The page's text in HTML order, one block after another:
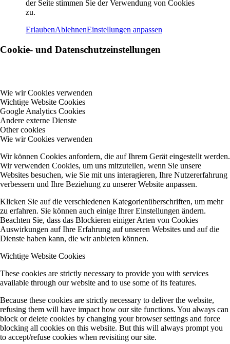
der Seite stimmen Sie der Verwendung von Cookies
zu.
ErlaubenAblehnenEinstellungen anpassen
Cookie- und Datenschutzeinstellungen
Wie wir Cookies verwenden
Wichtige Website Cookies
Google Analytics Cookies
Andere externe Dienste
Other cookies
Wie wir Cookies verwenden
Wir können Cookies anfordern, die auf Ihrem Gerät eingestellt werden.
Wir verwenden Cookies, um uns mitzuteilen, wenn Sie unsere
Websites besuchen, wie Sie mit uns interagieren, Ihre Nutzererfahrung
verbessern und Ihre Beziehung zu unserer Website anpassen.
Klicken Sie auf die verschiedenen Kategorienüberschriften, um mehr
zu erfahren. Sie können auch einige Ihrer Einstellungen ändern.
Beachten Sie, dass das Blockieren einiger Arten von Cookies
Auswirkungen auf Ihre Erfahrung auf unseren Websites und auf die
Dienste haben kann, die wir anbieten können.
Wichtige Website Cookies
These cookies are strictly necessary to provide you with services
available through our website and to use some of its features.
Because these cookies are strictly necessary to deliver the website,
refusing them will have impact how our site functions. You always can
block or delete cookies by changing your browser settings and force
blocking all cookies on this website. But this will always prompt you
to accept/refuse cookies when revisiting our site.